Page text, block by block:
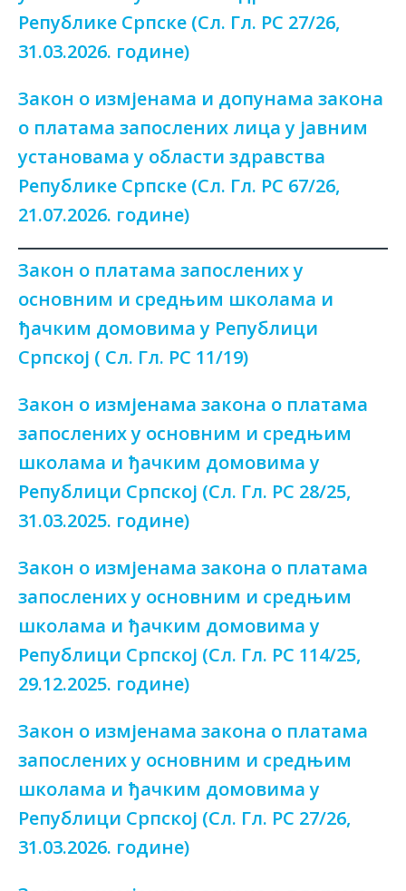
Републике Српске (Сл. Гл. РС 27/26,
31.03.2026. године)
Закон о измјенама и допунама закона
о платама запослених лица у јавним
установама у области здравства
Републике Српске (Сл. Гл. РС 67/26,
21.07.2026. године)
Закон о платама запослених у
основним и средњим школама и
ђачким домовима у Републици
Српској ( Сл. Гл. РС 11/19)
Закон о измјенама закона о платама
запослених у основним и средњим
школама и ђачким домовима у
Републици Српској (Сл. Гл. РС 28/25,
31.03.2025. године)
Закон о измјенама закона о платама
запослених у основним и средњим
школама и ђачким домовима у
Републици Српској (Сл. Гл. РС 114/25,
29.12.2025. године)
Закон о измјенама закона о платама
запослених у основним и средњим
школама и ђачким домовима у
Републици Српској (Сл. Гл. РС 27/26,
31.03.2026. године)